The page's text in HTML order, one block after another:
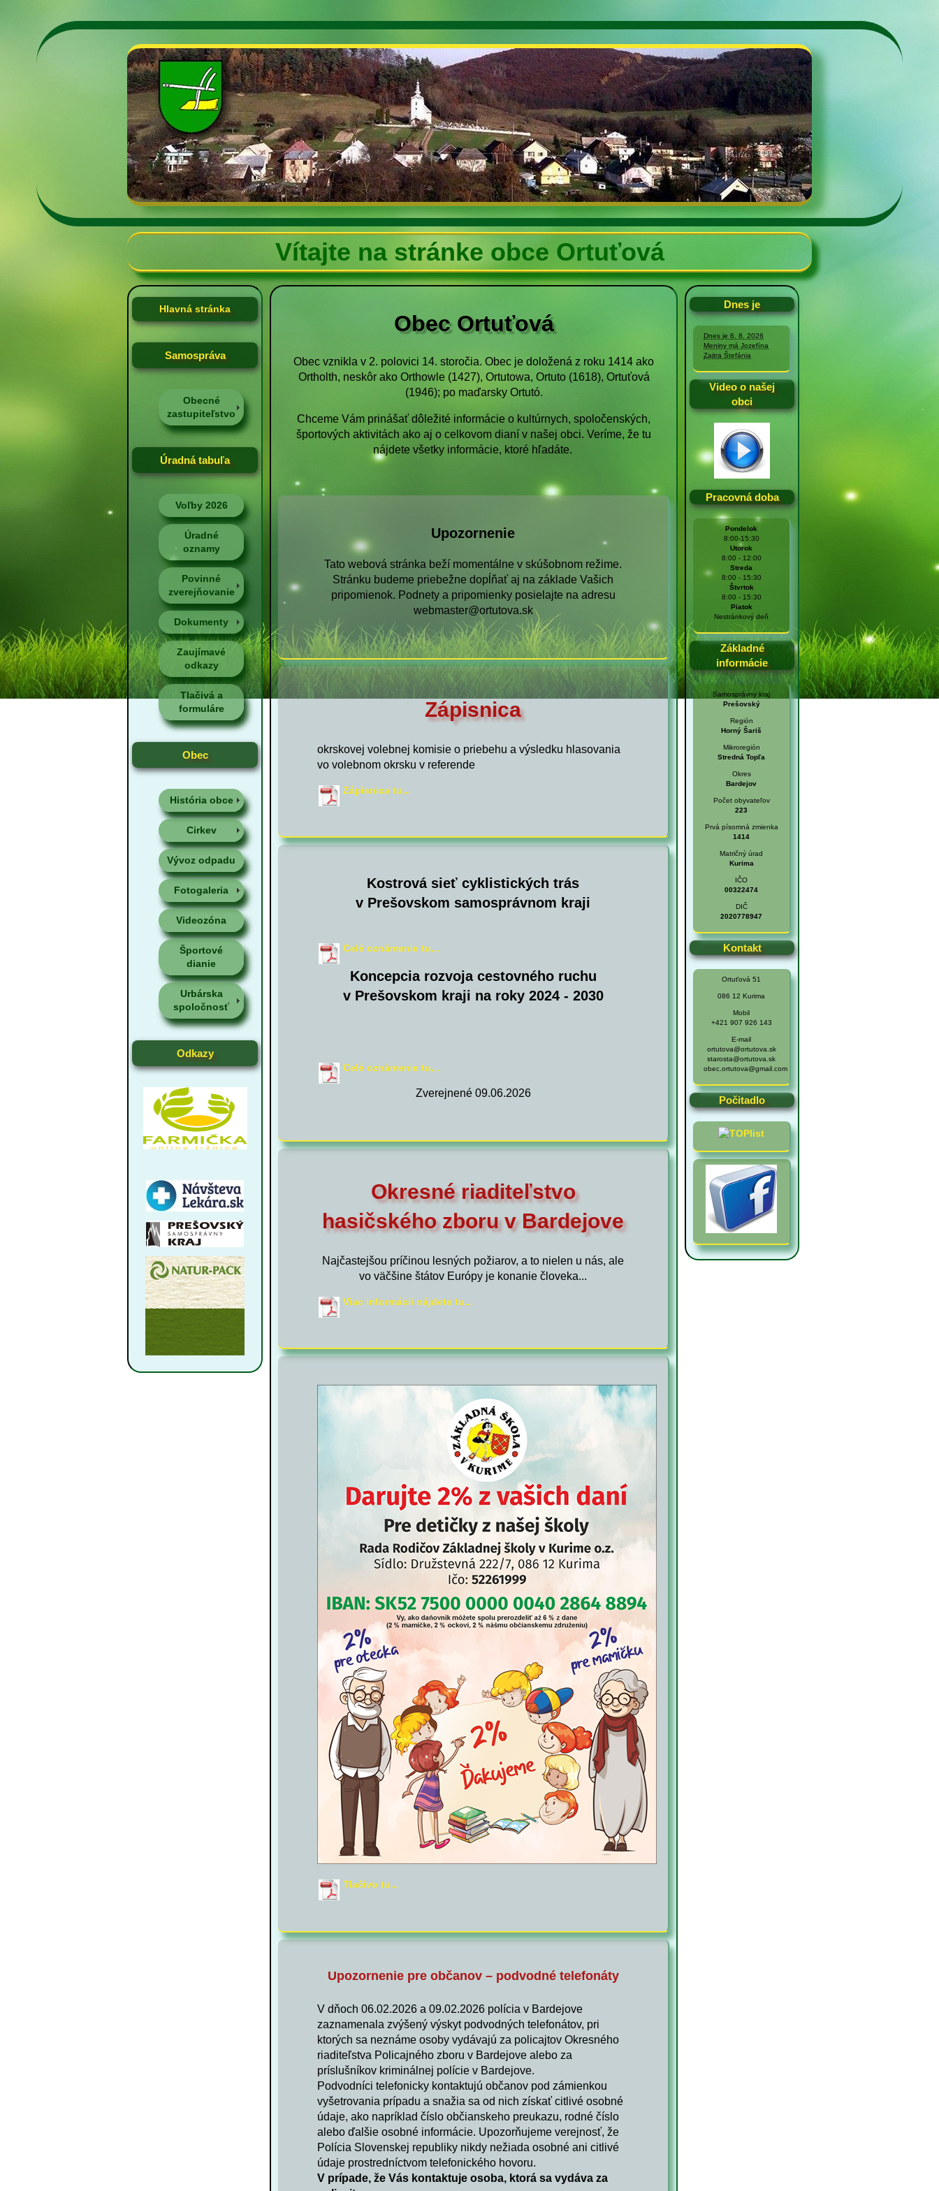
Vítajte na stránke obce Ortuťová
Hlavná stránka
Samospráva
Obecné
zastupiteľstvo
Úradná tabuľa
Voľby 2026
Úradné
oznamy
Povinné
zverejňovanie
Dokumenty
Zaujímavé
odkazy
Tlačivá a
formuláre
Obec
História obce
Cirkev
Vývoz odpadu
Fotogaleria
Videozóna
Športové
dianie
Urbárska
spoločnosť
Odkazy
Obec Ortuťová
Obec vznikla v 2. polovici 14. storočia. Obec je doložená z roku 1414 ako
Ortholth, neskôr ako Orthowle (1427), Ortutowa, Ortuto (1618), Ortuťová
(1946); po maďarsky Ortutó.
Chceme Vám prinášať dôležité informácie o kultúrnych, spoločenských,
športových aktivitách ako aj o celkovom dianí v našej obci. Veríme, že tu
nájdete všetky informácie, ktoré hľadáte.
Upozornenie
Tato webová stránka beží momentálne v skúšobnom režime.
Stránku budeme priebežne dopĺňať aj na základe Vašich
pripomienok. Podnety a pripomienky posielajte na adresu
webmaster@ortutova.sk
Zápisnica
okrskovej volebnej komisie o priebehu a výsledku hlasovania
vo volebnom okrsku v referende
Zápisnica tu...
Kostrová sieť cyklistických trás
v Prešovskom samosprávnom kraji
Celé oznámenie tu...
Koncepcia rozvoja cestovného ruchu
v Prešovskom kraji na roky 2024 - 2030
Celé oznámenie tu...
Zverejnené 09.06.2026
Okresné riaditeľstvo
hasičského zboru v Bardejove
Najčastejšou príčinou lesných požiarov, a to nielen u nás, ale
vo väčšine štátov Európy je konanie človeka...
Viac informácii nájdete tu...
Tlačivo tu...
Upozornenie pre občanov – podvodné telefonáty
V dňoch 06.02.2026 a 09.02.2026 polícia v Bardejove
zaznamenala zvýšený výskyt podvodných telefonátov, pri
ktorých sa neznáme osoby vydávajú za policajtov Okresného
riaditeľstva Policajného zboru v Bardejove alebo za
príslušníkov kriminálnej polície v Bardejove.
Podvodníci telefonicky kontaktujú občanov pod zámienkou
vyšetrovania prípadu a snažia sa od nich získať citlivé osobné
údaje, ako napríklad číslo občianskeho preukazu, rodné číslo
alebo ďalšie osobné informácie. Upozorňujeme verejnosť, že
Polícia Slovenskej republiky nikdy nežiada osobné ani citlivé
údaje prostredníctvom telefonického hovoru.
V prípade, že Vás kontaktuje osoba, ktorá sa vydáva za
Dnes je
Dnes je 6. 8. 2026
Meniny má Jozefína
Zajtra Štefánia
Video o našej
obci
Pracovná doba
Pondelok
8:00-15:30
Utorok
8:00 - 12:00
Streda
8:00 - 15:30
Štvrtok
8:00 - 15:30
Piatok
Nestránkový deň
Základné
informácie
Samosprávny kraj
Prešovský
Región
Horný Šariš
Mikroregión
Stredná Topľa
Okres
Bardejov
Počet obyvateľov
223
Prvá písomná zmienka
1414
Matričný úrad
Kurima
IČO
00322474
DIČ
2020778947
Kontakt
Ortuťová 51
086 12 Kurima
Mobil
+421 907 926 143
E-mail
ortutova@ortutova.sk
starosta@ortutova.sk
obec.ortutova@gmail.com
Počitadlo